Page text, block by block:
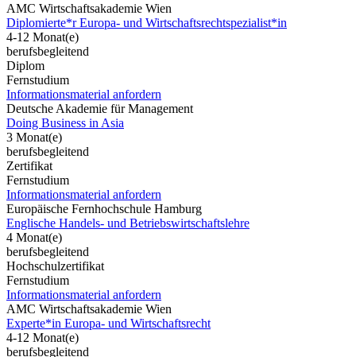
AMC Wirtschaftsakademie Wien
Diplomierte*r Europa- und Wirtschaftsrechtspezialist*in
4-12 Monat(e)
berufsbegleitend
Diplom
Fernstudium
Informationsmaterial anfordern
Deutsche Akademie für Management
Doing Business in Asia
3 Monat(e)
berufsbegleitend
Zertifikat
Fernstudium
Informationsmaterial anfordern
Europäische Fernhochschule Hamburg
Englische Handels- und Betriebswirtschaftslehre
4 Monat(e)
berufsbegleitend
Hochschulzertifikat
Fernstudium
Informationsmaterial anfordern
AMC Wirtschaftsakademie Wien
Experte*in Europa- und Wirtschaftsrecht
4-12 Monat(e)
berufsbegleitend